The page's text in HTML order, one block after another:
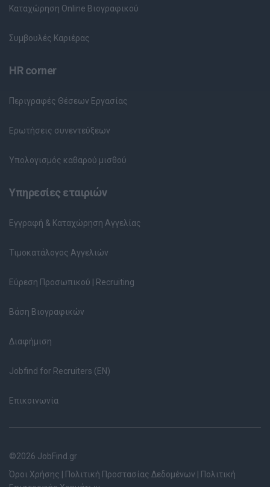
Καταχώρηση Online Βιογραφικού
Συμβουλές Καριέρας
HR corner
Περιγραφές Θέσεων Εργασίας
Ερωτήσεις συνεντεύξεων
Υπολογισμός καθαρού μισθού
Υπηρεσίες εταιριών
Εγγραφή & Καταχώρηση Αγγελίας
Τιμοκατάλογος Αγγελιών
Εύρεση Προσωπικού | Recruiting
Βάση Βιογραφικών
Διαφήμιση
Jobfind for Recruiters (EN)
Επικοινωνία
©2026 JobFind.gr
Όροι Χρήσης
Πολιτική Προστασίας Δεδομένων
Πολιτική